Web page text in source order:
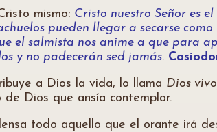
mismo: Cristo nuestro Señor es
pueden llegar a secarse
el salmista nos anime a que para
y no padecerán sed jamás.
a Dios la vida, lo llama Dios vivo,
Dios que ansía contemplar.
todo aquello que el orante irá